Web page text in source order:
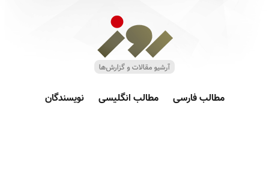
مطالب فارسی مطالب انگلیسی نویسندگان